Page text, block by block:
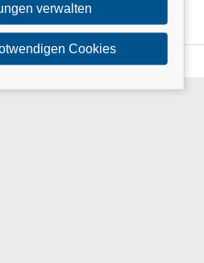
verwalten
Cookies